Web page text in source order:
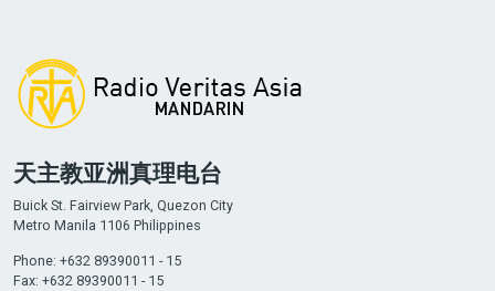
天主教亚洲真理电台
Buick St. Fairview Park, Quezon City
Metro Manila 1106 Philippines
Phone: +632 89390011 - 15
Fax: +632 89390011 - 15